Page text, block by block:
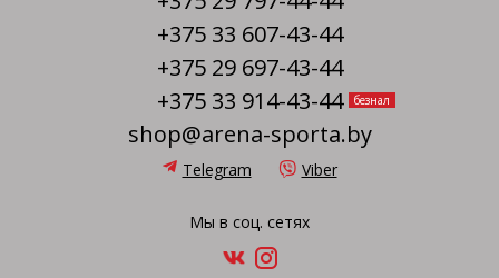
+375 33 607-43-44
+375 29 697-43-44
+375 33 914-43-44
безнал
shop@arena-sporta.by
Telegram Viber
Мы в соц. сетях